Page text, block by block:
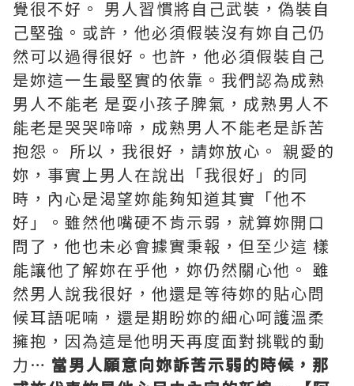
覺很不好。 男人習慣將自己武裝，偽裝自
己堅強。或許，他必須假裝沒有妳自己仍
然可以過得很好。也許，他必須假裝自己
是妳這一生最堅實的依靠。我們認為成熟
男人不能老 是耍小孩子脾氣，成熟男人不
能老是哭哭啼啼，成熟男人不能老是訴苦
抱怨。 所以，我很好，請妳放心。 親愛的
妳，事實上男人在說出「我很好」的同
時，內心是渴望妳能夠知道其實「他不
好」。雖然他嘴硬不肯示弱，就算妳開口
問了，他也未必會據實秉報，但至少這 樣
能讓他了解妳在乎他，妳仍然關心他。 雖
然男人說我很好，他還是等待妳的貼心問
候耳語呢喃，還是期盼妳的細心呵護溫柔
擁抱，因為這是他明天再度面對挑戰的動
力… 當男人願意向妳訴苦示弱的時候，那